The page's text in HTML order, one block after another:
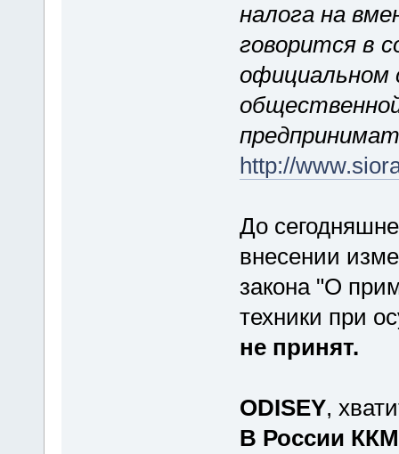
налога на
говорится в
официальном
http://
До
внесении
закона "О
техники при
не принят.
ODISEY,
В России